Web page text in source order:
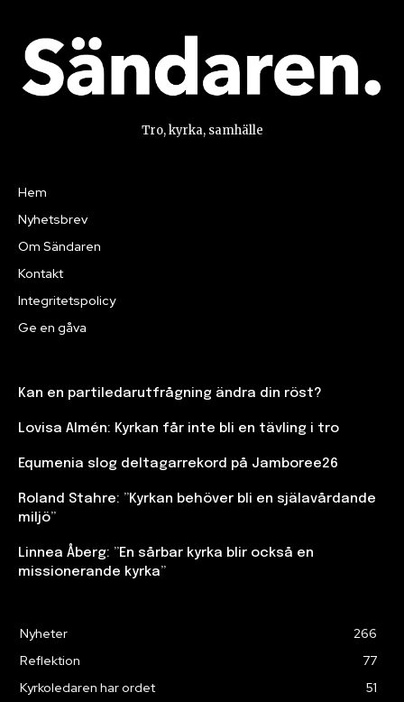
Tro, kyrka, samhälle
Hem
Nyhetsbrev
Om Sändaren
Kontakt
Integritetspolicy
Ge en gåva
Kan en partiledarutfrågning ändra din röst?
Lovisa Almén: Kyrkan får inte bli en tävling i tro
Equmenia slog deltagarrekord på Jamboree26
Roland Stahre: ”Kyrkan behöver bli en själavårdande
miljö”
Linnea Åberg: ”En sårbar kyrka blir också en
missionerande kyrka”
Nyheter
266
Reflektion
77
Kyrkoledaren har ordet
51